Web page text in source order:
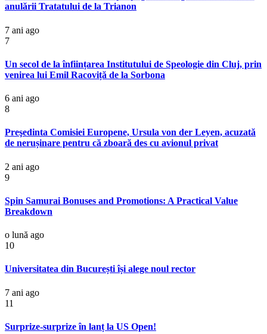
anulării Tratatului de la Trianon
7 ani ago
7
Un secol de la înființarea Institutului de Speologie din Cluj, prin
venirea lui Emil Racoviță de la Sorbona
6 ani ago
8
Preşedinta Comisiei Europene, Ursula von der Leyen, acuzată
de nerușinare pentru că zboară des cu avionul privat
2 ani ago
9
Spin Samurai Bonuses and Promotions: A Practical Value
Breakdown
o lună ago
10
Universitatea din București își alege noul rector
7 ani ago
11
Surprize-surprize în lanț la US Open!